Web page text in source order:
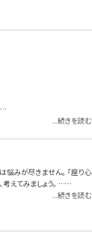
...続きを読む
悩みが尽きません。 「座り心
考えてみましょう。 ……
...続きを読む